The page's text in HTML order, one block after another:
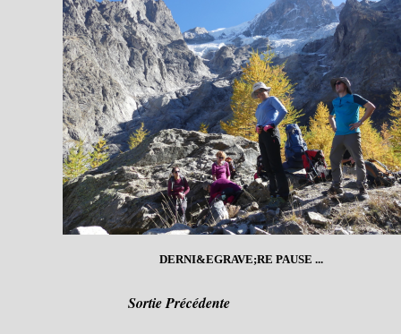
DERNI&EGRAVE;RE PAUSE ...
Sortie Précédente